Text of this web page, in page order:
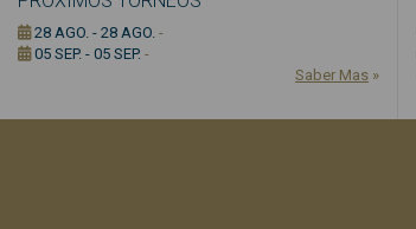
28 AGO. - 28 AGO. -
05 SEP. - 05 SEP. -
Saber Mas »